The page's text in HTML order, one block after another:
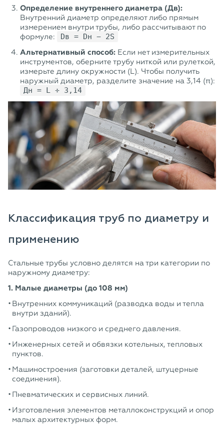
Определение внутреннего диаметра (Дв):
Внутренний диаметр определяют либо прямым
измерением внутри трубы, либо рассчитывают по
формуле:
Dв = Dн − 2S
Альтернативный способ: Если нет измерительных
инструментов, оберните трубу ниткой или рулеткой,
измерьте длину окружности (L). Чтобы получить
наружный диаметр, разделите значение на 3,14 (π):
Дн = L ÷ 3,14
Классификация труб по диаметру и
применению
Стальные трубы условно делятся на три категории по
наружному диаметру:
1. Малые диаметры (до 108 мм)
Внутренних коммуникаций (разводка воды и тепла
внутри зданий).
Газопроводов низкого и среднего давления.
Инженерных сетей и обвязки котельных, тепловых
пунктов.
Машиностроения (заготовки деталей, штуцерные
соединения).
Пневматических и сервисных линий.
Изготовления элементов металлоконструкций и опор
малых архитектурных форм.